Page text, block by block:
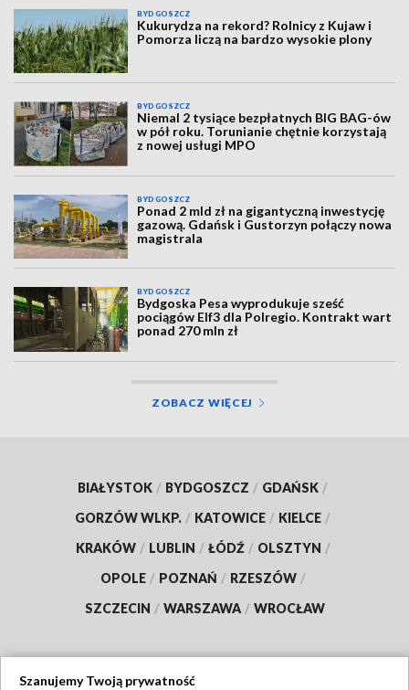
BYDGOSZCZ
Kukurydza na rekord? Rolnicy z Kujaw i
Pomorza liczą na bardzo wysokie plony
BYDGOSZCZ
Niemal 2 tysiące bezpłatnych BIG BAG-ów
w pół roku. Torunianie chętnie korzystają
z nowej usługi MPO
BYDGOSZCZ
Ponad 2 mld zł na gigantyczną inwestycję
gazową. Gdańsk i Gustorzyn połączy nowa
magistrala
BYDGOSZCZ
Bydgoska Pesa wyprodukuje sześć
pociągów Elf3 dla Polregio. Kontrakt wart
ponad 270 mln zł
ZOBACZ WIĘCEJ
BIAŁYSTOK / BYDGOSZCZ / GDAŃSK /
GORZÓW WLKP. / KATOWICE / KIELCE /
KRAKÓW / LUBLIN / ŁÓDŹ / OLSZTYN /
OPOLE / POZNAŃ / RZESZÓW /
SZCZECIN / WARSZAWA / WROCŁAW
Szanujemy Twoją prywatność